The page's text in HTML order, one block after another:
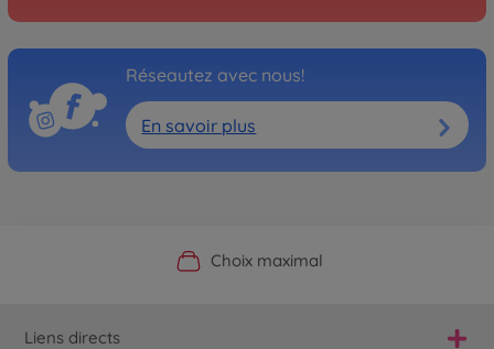
Réseautez avec nous!
En savoir plus
Boutique officielle du fabricant
Choix maximal
Service personnalisé
Livraison rapide
Liens directs